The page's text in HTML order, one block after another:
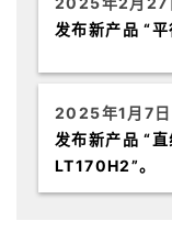
发布新产品 “平
2025年1月7日
发布新产品 “
LT170H2”。